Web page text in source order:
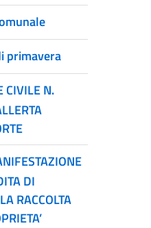
primavera
CIVILE N.
DI
RACCOLTA